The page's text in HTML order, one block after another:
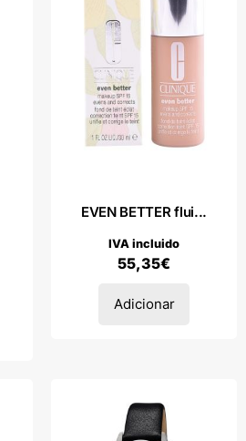
EVEN BETTER flui...
55,35€
IVA incluido
Adicionar